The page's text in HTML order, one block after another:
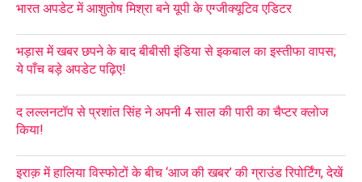
भारत अपडेट में आशुतोष मिश्रा बने यूपी के एग्जीक्यूटिव एडिटर
भड़ास में खबर छपने के बाद बीबीसी इंडिया से इकबाल का इस्तीफा वापस;
ये पाँच बड़े अपडेट पढ़िए!
द लल्लनटॉप से प्रशांत सिंह ने अपनी 4 साल की पारी का चैप्टर क्लोज
किया!
इराक़ में हालिया विस्फोटों के बीच ‘आज की खबर’ की ग्राउंड रिपोर्टिंग, देखें